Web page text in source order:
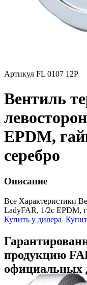
Артикул FL 0107 12P
Вентиль
EPDM,
серебро
Описание
Все Характеристики
LadyFAR, 1/2с EPDM,
Купить у дилера
продукцию
официальных